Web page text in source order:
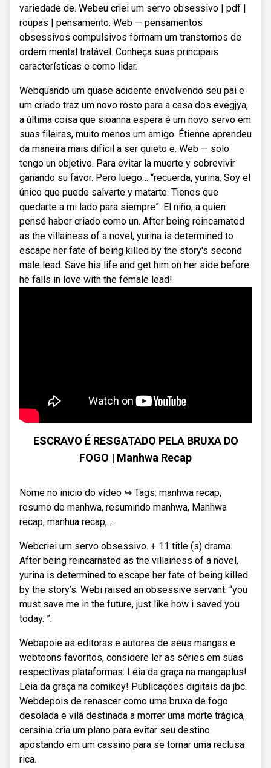
variedade de. Webeu criei um servo obsessivo | pdf |
roupas | pensamento. Web — pensamentos
obsessivos compulsivos formam um transtornos de
ordem mental tratável. Conheça suas principais
características e como lidar.
Webquando um quase acidente envolvendo seu pai e
um criado traz um novo rosto para a casa dos evegjya,
a última coisa que sioanna espera é um novo servo em
suas fileiras, muito menos um amigo. Étienne aprendeu
da maneira mais difícil a ser quieto e. Web — solo
tengo un objetivo. Para evitar la muerte y sobrevivir
ganando su favor. Pero luego… “recuerda, yurina. Soy el
único que puede salvarte y matarte. Tienes que
quedarte a mi lado para siempre”. El niño, a quien
pensé haber criado como un. After being reincarnated
as the villainess of a novel, yurina is determined to
escape her fate of being killed by the story's second
male lead. Save his life and get him on her side before
he falls in love with the female lead!
ESCRAVO É RESGATADO PELA BRUXA DO
FOGO | Manhwa Recap
Nome no inicio do vídeo ↪ Tags: manhwa recap,
resumo de manhwa, resumindo manhwa, Manhwa
recap, manhua recap, ...
Webcriei um servo obsessivo. + 11 title (s) drama.
After being reincarnated as the villainess of a novel,
yurina is determined to escape her fate of being killed
by the story’s. Webi raised an obsessive servant. “you
must save me in the future, just like how i saved you
today. ”.
Webapoie as editoras e autores de seus mangas e
webtoons favoritos, considere ler as séries em suas
respectivas plataformas: Leia da graça na mangaplus!
Leia da graça na comikey! Publicações digitais da jbc.
Webdepois de renascer como uma bruxa de fogo
desolada e vilã destinada a morrer uma morte trágica,
cersinia cria um plano para evitar seu destino
apostando em um cassino para se tornar uma reclusa
rica.